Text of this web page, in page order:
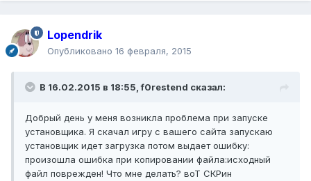
Lopendrik
Опубликовано 16 февраля, 2015
В 16.02.2015 в 18:55, f0restend сказал:
Добрый день у меня возникла проблема при запуске
установщика. Я скачал игру с вашего сайта запускаю
установщик идет загрузка потом выдает ошибку:
произошла ошибка при копировании файла:исходный
файл поврежден! Что мне делать? воТ СКРин